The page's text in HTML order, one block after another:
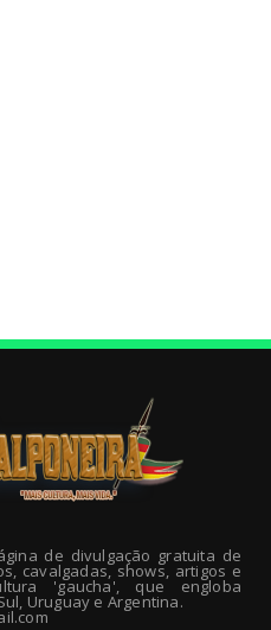
de divulgação gratuita de
cavalgadas, shows, artigos e
'gaucha', que engloba
Uruguay e Argentina.